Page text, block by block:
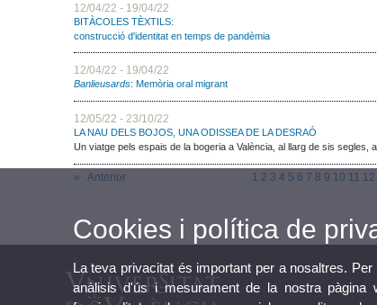
12/04/22 - 19/04/22
BITÀCOLES TÈXTILS:
construcció d'identitat en temps de pandèmia
12/04/22 - 19/04/22
Banlieusards: Memòria oral migrant
12/05/22 - 23/10/22
LA NAU DELS BOJOS, UNA ODISSEA DE LA DESRAÓ
Un viatge pels espais de la bogeria a València, al llarg de sis segles,
Anterior 1 2 3 4 5 6 7 8 9 10 11 12
Cookies i política de
La teva privacitat és important per a nosaltres.
anàlisis d'ús i mesurament de la nostra pàgina